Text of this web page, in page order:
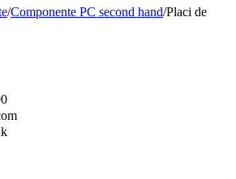
/Componente PC second hand/Placi de